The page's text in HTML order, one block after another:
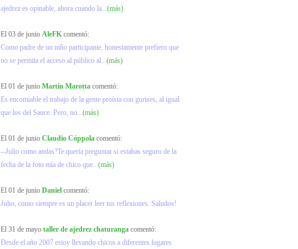
ajedrez es opinable, ahora cuando la...(más)
El 03 de junio AleFK comentó:
Como padre de un niño participante, honestamente prefiero que
no se permita el acceso al público al...(más)
El 01 de junio Martín Marotta comentó:
Es encomiable el trabajo de la gente proísta con gurises, al igual
que los del Sauce. Pero, no...(más)
El 01 de junio Claudio Cóppola comentó:
--Julio como andas?Te quería preguntar si estabas seguro de la
fecha de la foto mía de chico que...(más)
El 01 de junio Daniel comentó:
Julio, como siempre es un placer leer tus reflexiones. Saludos!
El 31 de mayo taller de ajedrez chaturanga comentó:
Desde el año 2007 estoy llevando chicos a diferentes lugares